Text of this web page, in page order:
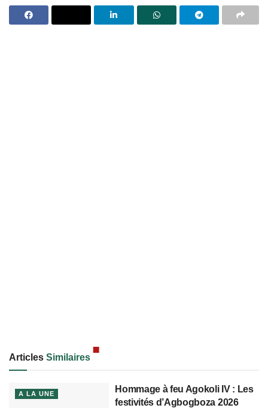
Articles Similaires
A LA UNE
Hommage à feu Agokoli IV : Les
festivités d’Agbogboza 2026